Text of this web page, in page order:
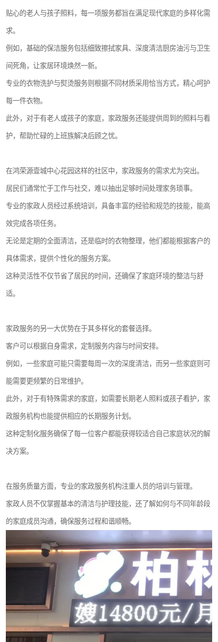
贴心的老人与孩子照料，每一项服务都旨在满足现代家庭的多样化需
求。
例如，基础的保洁服务包括细致擦拭家具、深度清洁厨房油污与卫生
间死角，让家居环境焕然一新。
专业的衣物洗护与熨烫服务则根据不同材质采用恰当方式，精心呵护
每一件衣物。
此外，对于有老人或孩子的家庭，家政服务还能提供周到的照料与看
护，帮助忙碌的上班族解决后顾之忧。
在鸿荣源壹城中心花园这样的社区中，家政服务的需求尤为突出。
居民们通常忙于工作与社交，难以抽出足够时间处理家务琐事。
专业的家政人员经过系统培训，具备丰富的经验和规范的技能，能高
效完成各项任务。
无论是定期的全面清洁，还是临时的衣物整理，他们都能根据客户的
具体需求，提供个性化的服务方案。
这种灵活性不仅节省了居民的时间，还确保了家庭环境的整洁与舒
适。
家政服务的另一大优势在于其多样化的套餐选择。
客户可以根据自身需求，定制服务内容与时间安排。
例如，一些家庭可能只需要每周一次的深度清洁，而另一些家庭则可
能需要更频繁的日常维护。
此外，对于有特殊需求的家庭，如需要长期老人照料或孩子看护，家
政服务机构也能提供相应的长期服务计划。
这种定制化服务确保了每一位客户都能获得较适合自己家庭状况的解
决方案。
在服务质量方面，专业的家政服务机构注重人员的培训与管理。
家政人员不仅掌握基本的清洁与护理技能，还了解如何与不同年龄段
的家庭成员沟通，确保服务过程和谐顺畅。